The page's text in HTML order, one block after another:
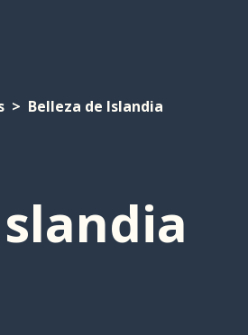
Belleza de Islandia